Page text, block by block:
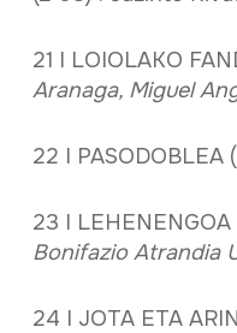
21 I LOIOLAKO
Aranaga, Miguel
22 I PASODOBLEA
23 I LEHENENGOA
Bonifazio Atrandia
24 I JOTA ETA